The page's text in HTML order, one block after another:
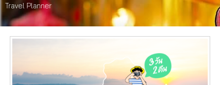
Travel Planner